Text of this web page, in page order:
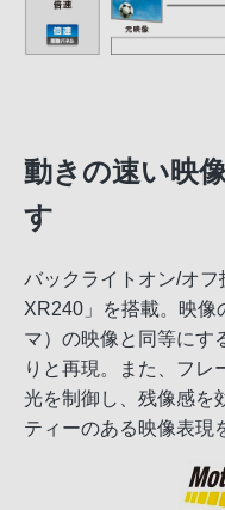
動きの速い映
す
バックライトオン/オ
XR240」を搭載。映像
マ）の映像と同等にす
りと再現。また、フレ
光を制御し、残像感を
ティーのある映像表現